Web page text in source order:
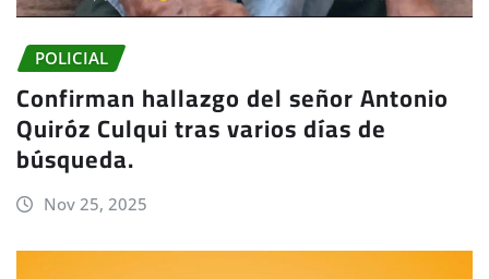
POLICIAL
Confirman hallazgo del señor Antonio
Quiróz Culqui tras varios días de
búsqueda.
Nov 25, 2025